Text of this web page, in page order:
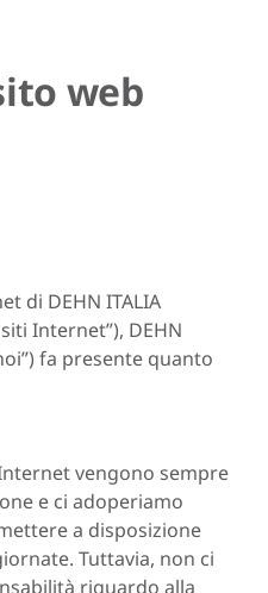
web
di DEHN ITALIA
Internet”), DEHN
fa presente quanto
vengono sempre
e ci adoperiamo
a disposizione
Tuttavia, non ci
riguardo alla